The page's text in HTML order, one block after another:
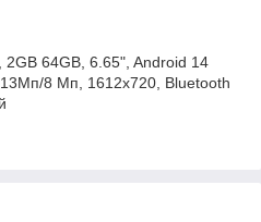
64GB, 6.65", Android 14
8 Мп, 1612x720, Bluetooth